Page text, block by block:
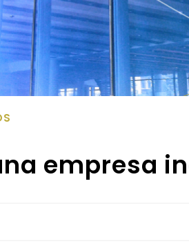
empresa